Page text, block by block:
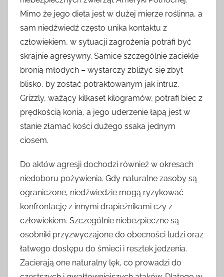
Mimo że jego dieta jest w dużej mierze roślinna, a
sam niedźwiedź często unika kontaktu z
człowiekiem, w sytuacji zagrożenia potrafi być
skrajnie agresywny. Samice szczególnie zaciekle
bronią młodych – wystarczy zbliżyć się zbyt
blisko, by zostać potraktowanym jak intruz.
Grizzly, ważący kilkaset kilogramów, potrafi biec z
prędkością konia, a jego uderzenie łapą jest w
stanie złamać kości dużego ssaka jednym
ciosem.
Do aktów agresji dochodzi również w okresach
niedoboru pożywienia. Gdy naturalne zasoby są
ograniczone, niedźwiedzie mogą ryzykować
konfrontację z innymi drapieżnikami czy z
człowiekiem. Szczególnie niebezpieczne są
osobniki przyzwyczajone do obecności ludzi oraz
łatwego dostępu do śmieci i resztek jedzenia.
Zacierają one naturalny lęk, co prowadzi do